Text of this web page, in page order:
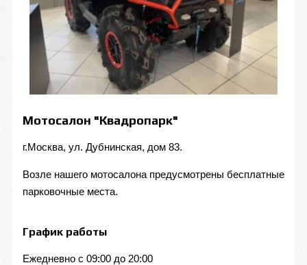
Мотосалон "Квадропарк"
г.Москва, ул. Дубнинская, дом 83.
Возле нашего мотосалона предусмотрены бесплатные
парковочные места.
График работы
Ежедневно с 09:00 до 20:00